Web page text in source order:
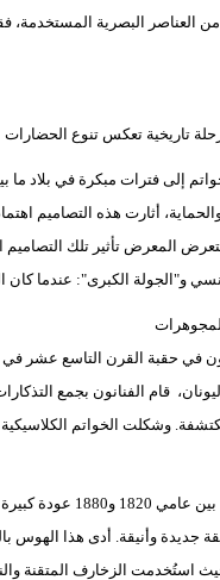
العناصر البصرية المستخدمة،
تاريخية تعكس تنوع الحضارات
إلى فترات مبكرة في بلاد
أثارت هذه التصاميم
المعرض تأثير تلك التصاميم
و"الجولة الكبرى": عندما كان
في حقبة القرن التاسع عشر في
قام الفنانون بجمع
وشكلت الخواتم
شهدت أوروبا
جديدة وأنيقة. أدى هذا الهوس
استُخدمت الزخارف المتقنة